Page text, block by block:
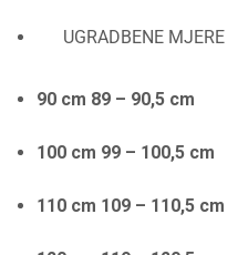
UGRADBENE MJERE
90 cm 89 – 90,5 cm
100 cm 99 – 100,5 cm
110 cm 109 – 110,5 cm